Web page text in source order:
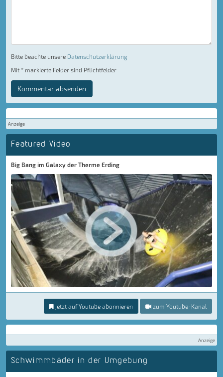
Bitte beachte unsere Datenschutzerklärung
Mit * markierte Felder sind Pflichtfelder
Kommentar absenden
Anzeige
Featured Video
Big Bang im Galaxy der Therme Erding
jetzt auf Youtube abonnieren zum Youtube-Kanal
Anzeige
Schwimmbäder in der Umgebung